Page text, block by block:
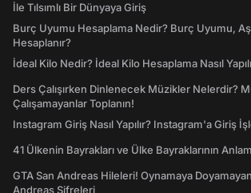
İle Tılsımlı Bir Dünyaya Giriş
Burç Uyumu Hesaplama Nedir? Burç Uyumu,
Hesaplanır?
İdeal Kilo Nedir? İdeal Kilo Hesaplama Nasıl
Ders Çalışırken Dinlenecek Müzikler Nelerdir?
Çalışamayanlar Toplanın!
Instagram Giriş Nasıl Yapılır? Instagram'a Giriş
41 Ülkenin Bayrakları ve Ülke Bayraklarının
GTA San Andreas Hileleri! Oynamaya
Andreas Şifreleri